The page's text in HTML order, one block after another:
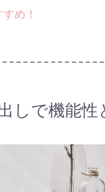
め！
しで機能性